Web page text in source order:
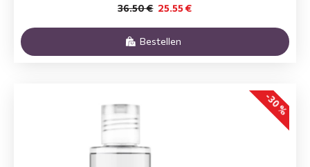
25.55 €
36.50 €
Bestellen
-30 %